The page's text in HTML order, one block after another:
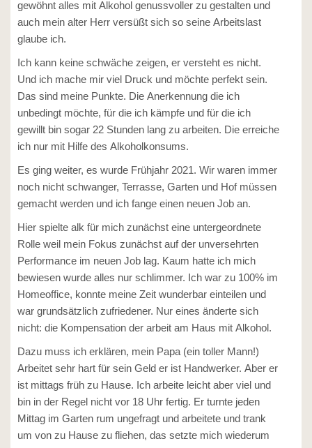
gewöhnt alles mit Alkohol genussvoller zu gestalten und
auch mein alter Herr versüßt sich so seine Arbeitslast
glaube ich.
Ich kann keine schwäche zeigen, er versteht es nicht.
Und ich mache mir viel Druck und möchte perfekt sein.
Das sind meine Punkte. Die Anerkennung die ich
unbedingt möchte, für die ich kämpfe und für die ich
gewillt bin sogar 22 Stunden lang zu arbeiten. Die erreiche
ich nur mit Hilfe des Alkoholkonsums.
Es ging weiter, es wurde Frühjahr 2021. Wir waren immer
noch nicht schwanger, Terrasse, Garten und Hof müssen
gemacht werden und ich fange einen neuen Job an.
Hier spielte alk für mich zunächst eine untergeordnete
Rolle weil mein Fokus zunächst auf der unversehrten
Performance im neuen Job lag. Kaum hatte ich mich
bewiesen wurde alles nur schlimmer. Ich war zu 100% im
Homeoffice, konnte meine Zeit wunderbar einteilen und
war grundsätzlich zufriedener. Nur eines änderte sich
nicht: die Kompensation der arbeit am Haus mit Alkohol.
Dazu muss ich erklären, mein Papa (ein toller Mann!)
Arbeitet sehr hart für sein Geld er ist Handwerker. Aber er
ist mittags früh zu Hause. Ich arbeite leicht aber viel und
bin in der Regel nicht vor 18 Uhr fertig. Er turnte jeden
Mittag im Garten rum ungefragt und arbeitete und trank
um von zu Hause zu fliehen, das setzte mich wiederum